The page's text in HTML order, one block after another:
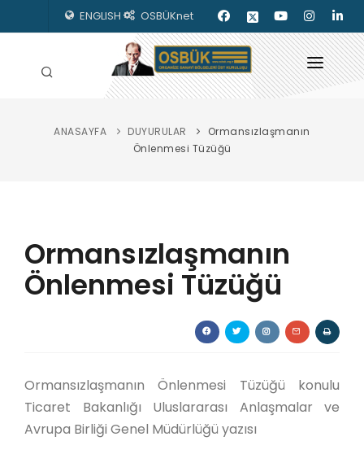
ENGLISH OSBÜKnet
HAKKIMIZDA
KILAVUZLAR
YAYINLARIMIZ
ANASAYFA DUYURULAR
Ormansızlaşmanın
Önlenmesi Tüzüğü
Ormansızlaşmanın
Önlenmesi Tüzüğü
Ormansızlaşmanın Önlenmesi Tüzüğü konulu
Ticaret Bakanlığı Uluslararası Anlaşmalar ve
Avrupa Birliği Genel Müdürlüğü yazısı